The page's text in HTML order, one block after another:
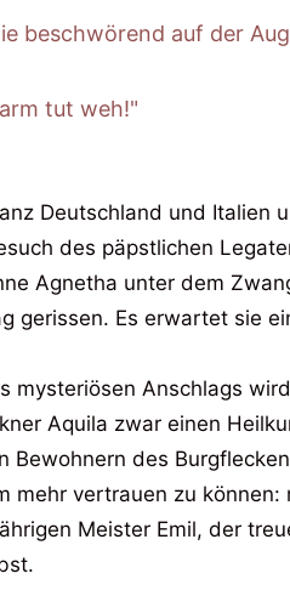
beschwörend auf der
tut weh!"
Deutschland und Italien
des päpstlichen
Agnetha unter dem
gerissen. Es erwartet sie
mysteriösen Anschlags
Aquila zwar einen
Bewohnern des
mehr vertrauen zu können:
Meister Emil, der